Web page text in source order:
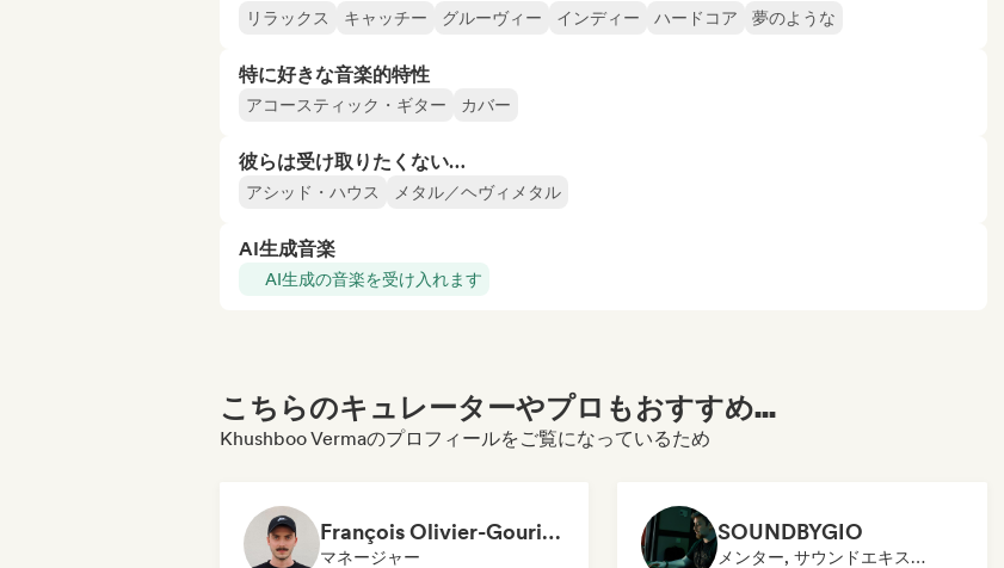
リラックス キャッチー グルーヴィー インディー ハードコア 夢のような
特に好きな音楽的特性
アコースティック・ギター カバー
彼らは受け取りたくない…
アシッド・ハウス メタル／ヘヴィメタル
AI生成音楽
AI生成の音楽を受け入れます
こちらのキュレーターやプロもおすすめ...
Khushboo Vermaのプロフィールをご覧になっているため
François Olivier-Gouriou
マネージャー
SOUNDBYGIO
メンター, サウンドエキスパート